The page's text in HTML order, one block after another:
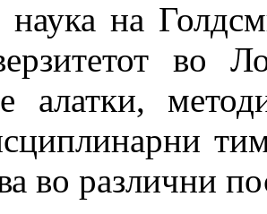
наука на
во
алатки,
во различни